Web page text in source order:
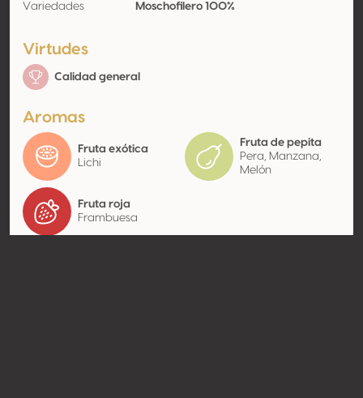
Variedades Moschofilero 100%
Virtudes
Calidad general
Aromas
Fruta exótica
Lichi
Fruta de pepita
Pera, Manzana,
Melón
Fruta roja
Frambuesa